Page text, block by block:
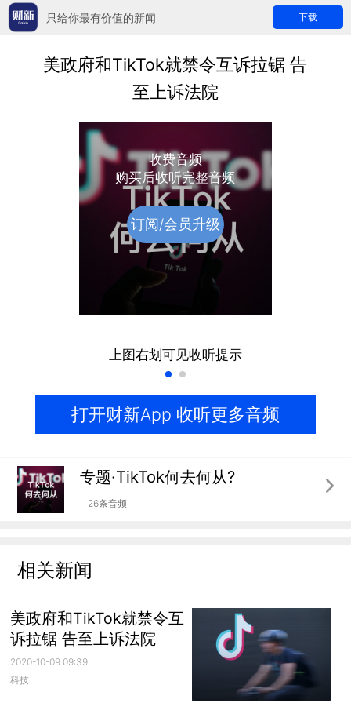
只给你最有价值的新闻 下载
美政府和TikTok就禁令互诉拉锯 告
至上诉法院
收费音频
购买后收听完整音频
订阅/会员升级
上图右划可见收听提示
打开财新App 收听更多音频
专题·TikTok何去何从?
26条音频
相关新闻
美政府和TikTok就禁令互
诉拉锯 告至上诉法院
2020-10-09 09:39
科技